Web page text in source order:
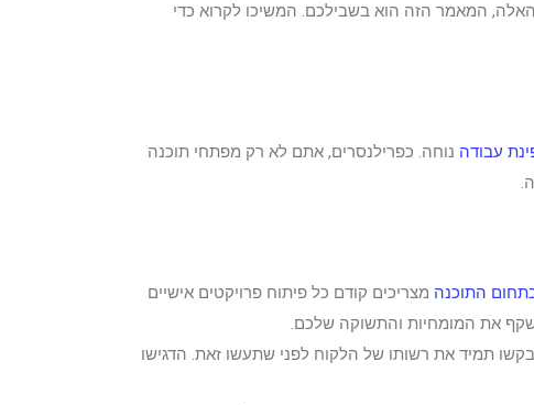
המאמר הזה הוא בשבילכם. המשיכו לקרוא כדי
עבודה נוחה. כפרילנסרים, אתם לא רק מפתחי תוכנה
התוכנה מצריכים קודם כל פיתוח פרויקטים אישיים
את המומחיות והתשוקה שלכם.
תמיד את רשותו של הלקוח לפני שתעשו זאת. הדגישו